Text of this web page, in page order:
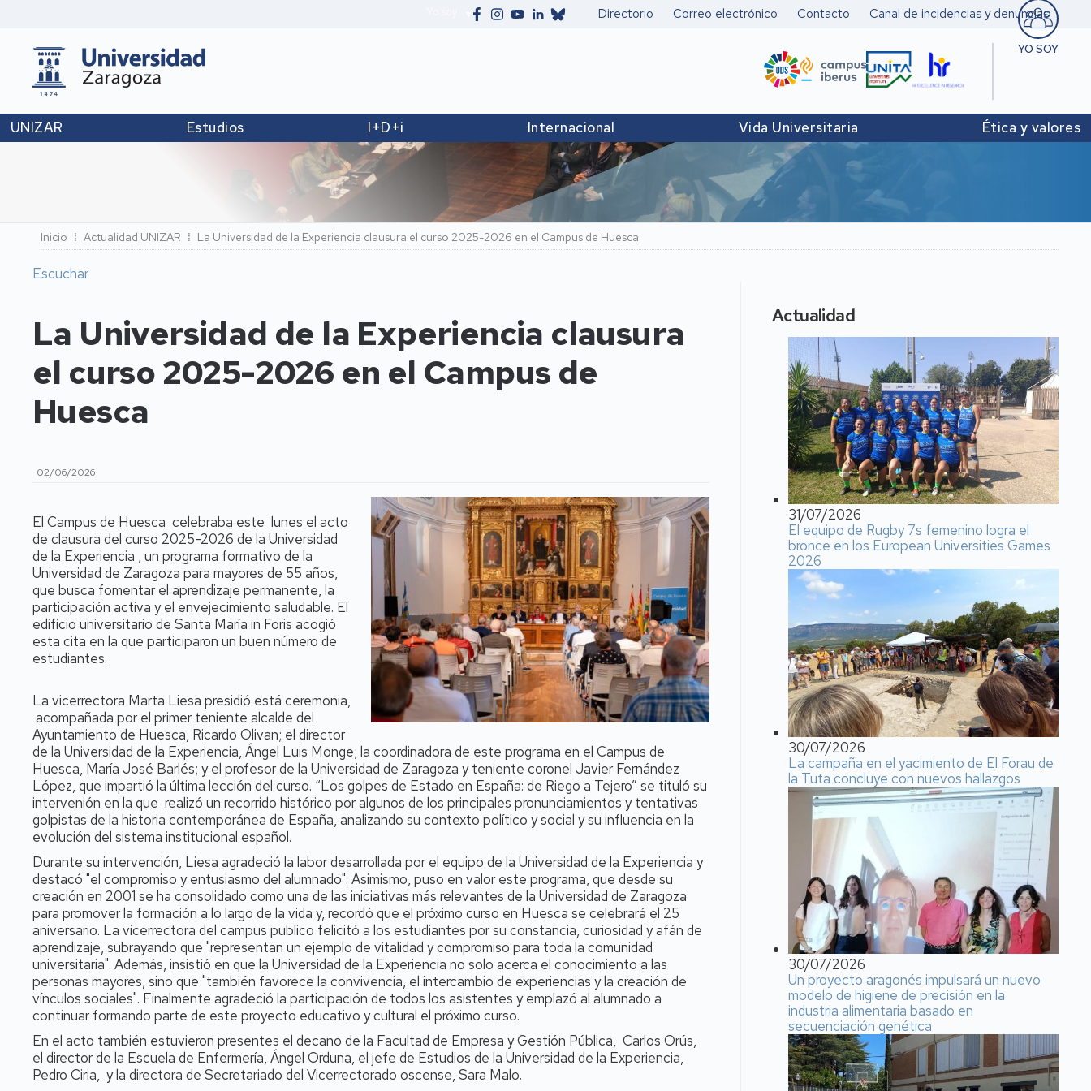
Secundario
Directorio Correo electrónico Contacto Canal de incidencias y denuncias
YO SOY
Pers.
UNIZAR Estudios I+D+i Internacional Vida Universitaria Ética y valores
Ruta
de
navegación
Inicio Actualidad UNIZAR La Universidad de la Experiencia clausura el curso 2025-2026 en el Campus de Huesca
Escuchar
La Universidad de la Experiencia clausura
el curso 2025-2026 en el Campus de
Huesca
02/06/2026
El Campus de Huesca celebraba este lunes el acto
de clausura del curso 2025-2026 de la Universidad
de la Experiencia , un programa formativo de la
Universidad de Zaragoza para mayores de 55 años,
que busca fomentar el aprendizaje permanente, la
participación activa y el envejecimiento saludable. El
edificio universitario de Santa María in Foris acogió
esta cita en la que participaron un buen número de
estudiantes.
La vicerrectora Marta Liesa presidió está ceremonia,
acompañada por el primer teniente alcalde del
Ayuntamiento de Huesca, Ricardo Olivan; el director
de la Universidad de la Experiencia, Ángel Luis Monge; la coordinadora de este programa en el Campus de
Huesca, María José Barlés; y el profesor de la Universidad de Zaragoza y teniente coronel Javier Fernández
López, que impartió la última lección del curso. “Los golpes de Estado en España: de Riego a Tejero” se tituló su
intervenión en la que realizó un recorrido histórico por algunos de los principales pronunciamientos y tentativas
golpistas de la historia contemporánea de España, analizando su contexto político y social y su influencia en la
evolución del sistema institucional español.
Durante su intervención, Liesa agradeció la labor desarrollada por el equipo de la Universidad de la Experiencia y
destacó "el compromiso y entusiasmo del alumnado". Asimismo, puso en valor este programa, que desde su
creación en 2001 se ha consolidado como una de las iniciativas más relevantes de la Universidad de Zaragoza
para promover la formación a lo largo de la vida y, recordó que el próximo curso en Huesca se celebrará el 25
aniversario. La vicerrectora del campus publico felicitó a los estudiantes por su constancia, curiosidad y afán de
aprendizaje, subrayando que "representan un ejemplo de vitalidad y compromiso para toda la comunidad
universitaria". Además, insistió en que la Universidad de la Experiencia no solo acerca el conocimiento a las
personas mayores, sino que "también favorece la convivencia, el intercambio de experiencias y la creación de
vínculos sociales". Finalmente agradeció la participación de todos los asistentes y emplazó al alumnado a
continuar formando parte de este proyecto educativo y cultural el próximo curso.
En el acto también estuvieron presentes el decano de la Facultad de Empresa y Gestión Pública, Carlos Orús,
el director de la Escuela de Enfermería, Ángel Orduna, el jefe de Estudios de la Universidad de la Experiencia,
Pedro Ciria, y la directora de Secretariado del Vicerrectorado oscense, Sara Malo.
Actualidad
31/07/2026
El equipo de Rugby 7s femenino logra el
bronce en los European Universities Games
2026
30/07/2026
La campaña en el yacimiento de El Forau de
la Tuta concluye con nuevos hallazgos
30/07/2026
Un proyecto aragonés impulsará un nuevo
modelo de higiene de precisión en la
industria alimentaria basado en
secuenciación genética